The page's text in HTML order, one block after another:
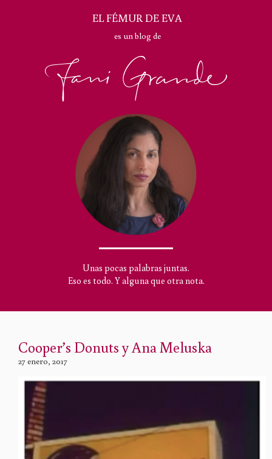
EL FÉMUR DE EVA
es un blog de
Unas pocas palabras juntas.
Eso es todo. Y alguna que otra nota.
Cooper’s Donuts y Ana Meluska
27 enero, 2017